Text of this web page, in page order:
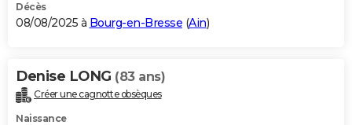
Décès
08/08/2025 à Bourg-en-Bresse (Ain)
Denise LONG (83 ans)
Créer une cagnotte obsèques
Naissance